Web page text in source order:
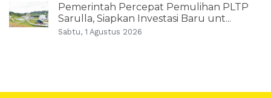
Pemerintah Percepat Pemulihan PLTP
Sarulla, Siapkan Investasi Baru unt...
Sabtu, 1 Agustus 2026